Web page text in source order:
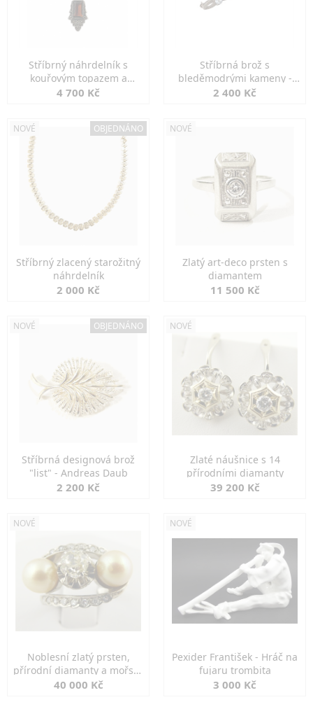
Stříbrný náhrdelník s
kouřovým topazem a
markazity
4 700 Kč
Stříbrná brož s
bleděmodrými kameny -
jemná elegance
2 400 Kč
NOVÉ OBJEDNÁNO
Stříbrný zlacený starožitný
náhrdelník
2 000 Kč
NOVÉ
Zlatý art-deco prsten s
diamantem
11 500 Kč
NOVÉ OBJEDNÁNO
Stříbrná designová brož
"list" - Andreas Daub
2 200 Kč
NOVÉ
Zlaté náušnice s 14
přírodními diamanty
39 200 Kč
NOVÉ
Noblesní zlatý prsten,
přírodní diamanty a mořské
perly
40 000 Kč
NOVÉ
Pexider František - Hráč na
fujaru trombita
3 000 Kč